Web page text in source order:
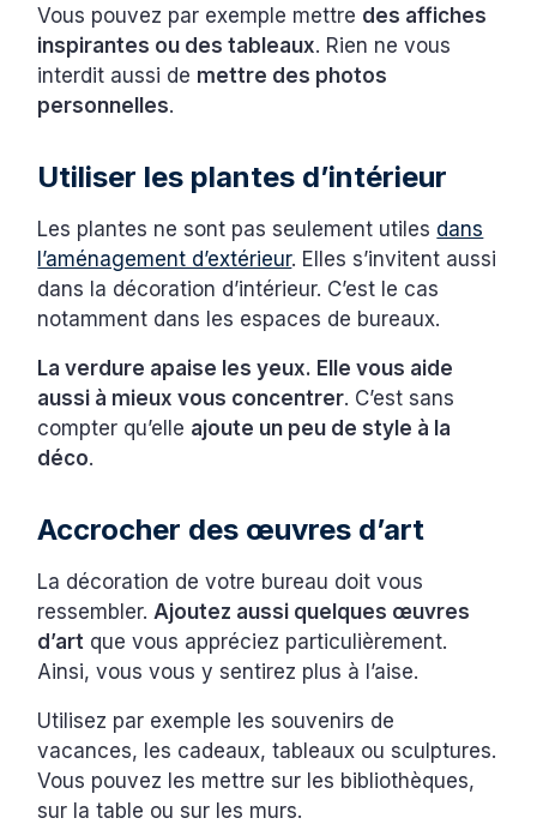
Vous pouvez par exemple mettre des affiches
inspirantes ou des tableaux. Rien ne vous
interdit aussi de mettre des photos
personnelles.
Utiliser les plantes d’intérieur
Les plantes ne sont pas seulement utiles dans
l’aménagement d’extérieur. Elles s’invitent aussi
dans la décoration d’intérieur. C’est le cas
notamment dans les espaces de bureaux.
La verdure apaise les yeux. Elle vous aide
aussi à mieux vous concentrer. C’est sans
compter qu’elle ajoute un peu de style à la
déco.
Accrocher des œuvres d’art
La décoration de votre bureau doit vous
ressembler. Ajoutez aussi quelques œuvres
d’art que vous appréciez particulièrement.
Ainsi, vous vous y sentirez plus à l’aise.
Utilisez par exemple les souvenirs de
vacances, les cadeaux, tableaux ou sculptures.
Vous pouvez les mettre sur les bibliothèques,
sur la table ou sur les murs.